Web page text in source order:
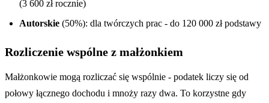
(3 600 zł rocznie)
Autorskie (50%): dla twórczych prac - do 120 000 zł podstawy
Rozliczenie wspólne z małżonkiem
Małżonkowie mogą rozliczać się wspólnie - podatek liczy się od
połowy łącznego dochodu i mnoży razy dwa. To korzystne gdy